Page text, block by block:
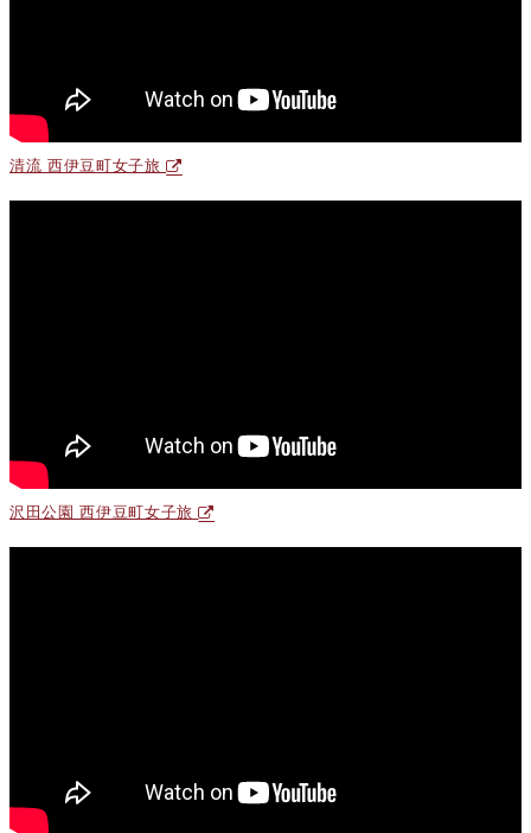
清流 西伊豆町女子旅
沢田公園 西伊豆町女子旅